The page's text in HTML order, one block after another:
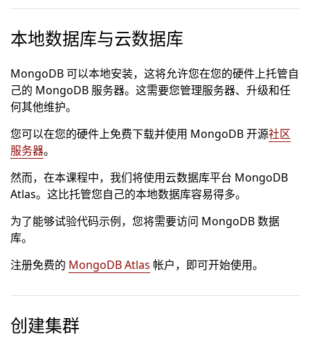
本地数据库与云数据库
MongoDB 可以本地安装，这将允许您在您的硬件上托管自
己的 MongoDB 服务器。这需要您管理服务器、升级和任
何其他维护。
您可以在您的硬件上免费下载并使用 MongoDB 开源社区
服务器。
然而，在本课程中，我们将使用云数据库平台 MongoDB
Atlas。这比托管您自己的本地数据库容易得多。
为了能够试验代码示例，您将需要访问 MongoDB 数据
库。
注册免费的 MongoDB Atlas 帐户，即可开始使用。
创建集群